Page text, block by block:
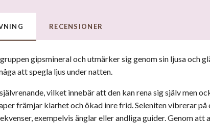
RECENSIONER
gipsmineral och utmärker sig genom sin ljusa och
att spegla ljus under natten.
vilket innebär att den kan rena sig själv men
främjar klarhet och ökad inre frid. Seleniten vibrerar
exempelvis änglar eller andliga guider. Genom